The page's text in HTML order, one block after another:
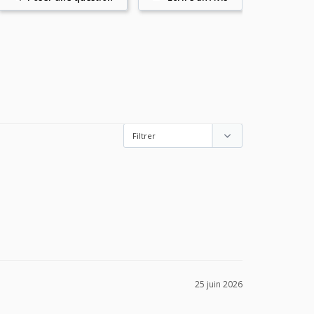
25 juin 2026